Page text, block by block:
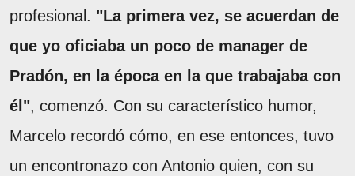
profesional. "La primera vez, se acuerdan de
que yo oficiaba un poco de manager de
Pradón, en la época en la que trabajaba con
él", comenzó. Con su característico humor,
Marcelo recordó cómo, en ese entonces, tuvo
un encontronazo con Antonio quien, con su